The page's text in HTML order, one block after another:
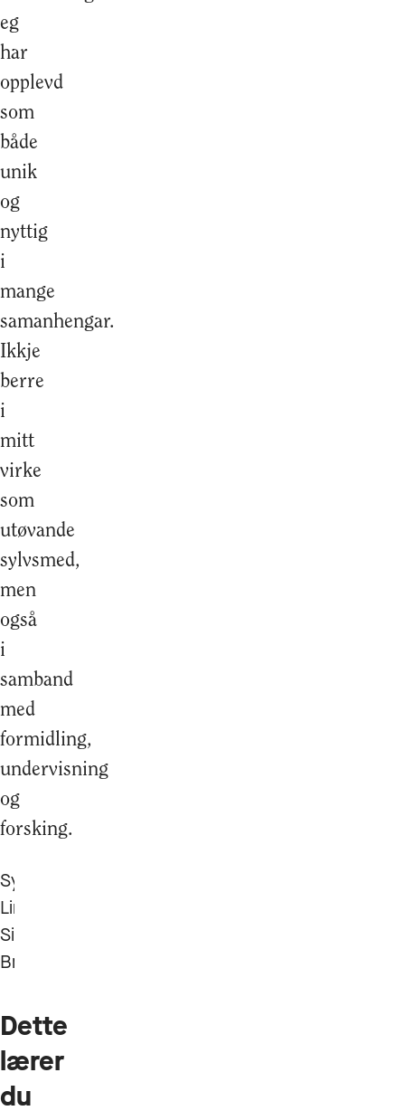
eg
har
opplevd
som
både
unik
og
nyttig
i
mange
samanhengar.
Ikkje
berre
i
mitt
virke
som
utøvande
sylvsmed,
men
også
i
samband
med
formidling,
undervisning
og
forsking.
Sylvsmed
Linn
Sigrid
Bratland
Dette
lærer
du